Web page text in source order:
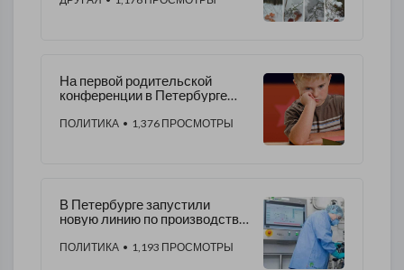
На первой родительской
конференции в Петербурге
ПОЛИТИКА • 1,376 ПРОСМОТРЫ
В Петербурге запустили
новую линию по производству
ПОЛИТИКА • 1,193 ПРОСМОТРЫ